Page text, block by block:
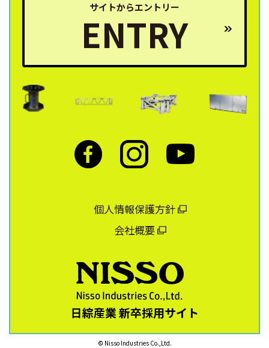
サイトからエントリー
ENTRY
日綜産業 新卒採用サイト
個人情報保護方針
会社概要
© Nisso Industries Co.,Ltd.